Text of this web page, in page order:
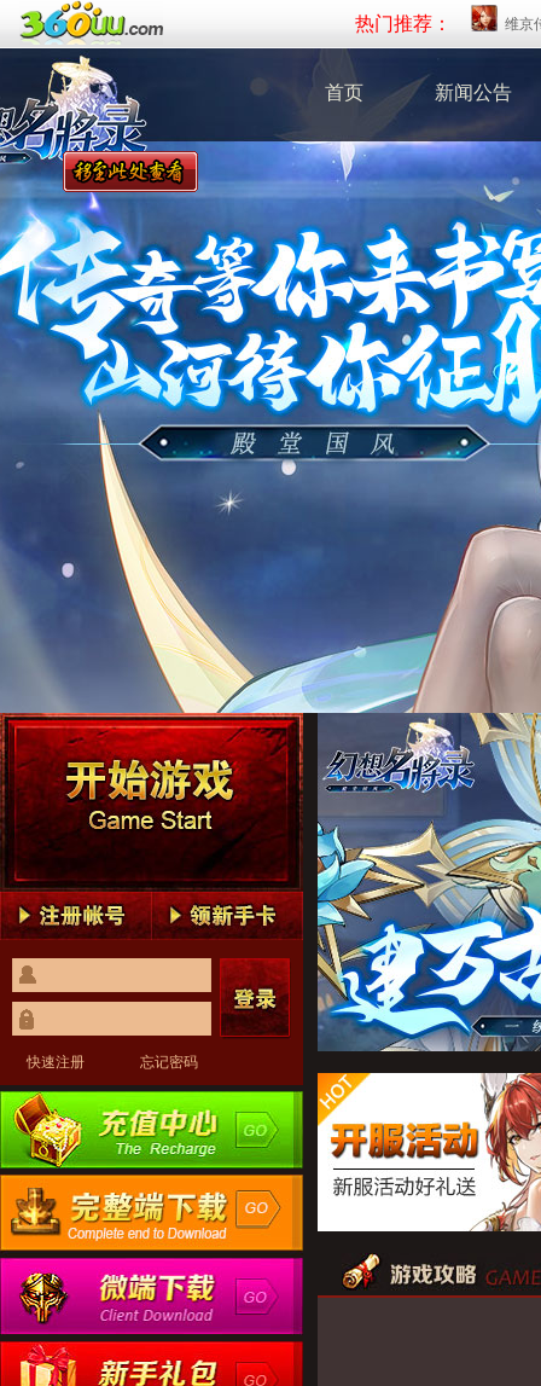
热门推荐： 维京
首页 新闻公告
快速注册 忘记密码
幻想名将录1
幻想名将录2
幻想名将录3
幻想名将录4
幻想名将录5